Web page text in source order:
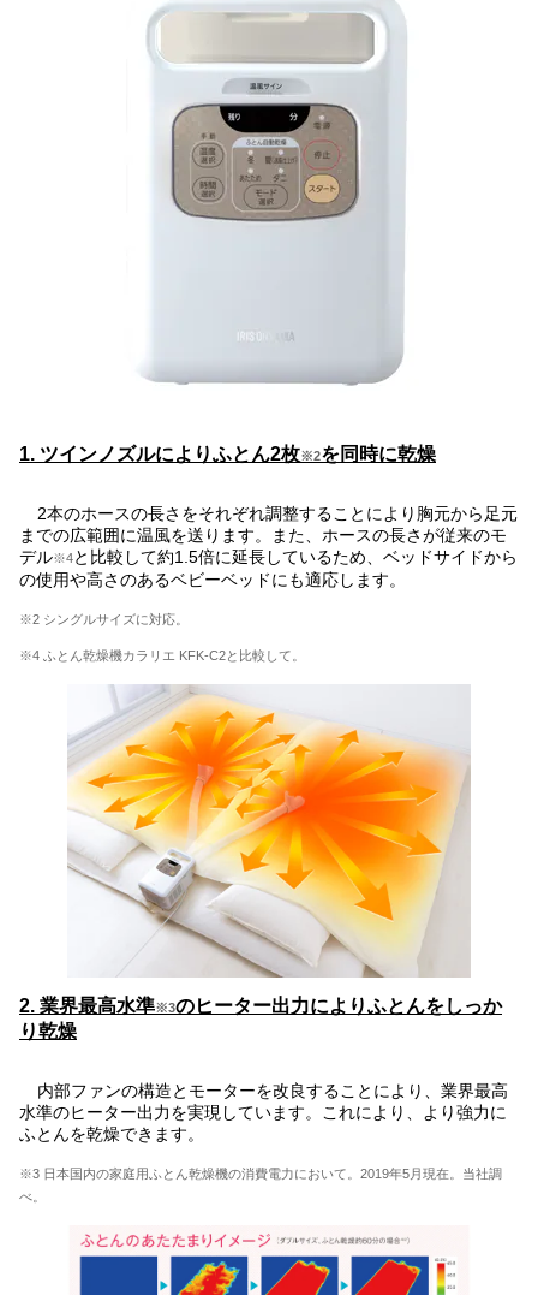
1. ツインノズルによりふとん2枚※2を同時に乾燥
2本のホースの長さをそれぞれ調整することにより胸元から足元
までの広範囲に温風を送ります。また、ホースの長さが従来のモ
デル※4と比較して約1.5倍に延長しているため、ベッドサイドから
の使用や高さのあるベビーベッドにも適応します。
※2 シングルサイズに対応。
※4 ふとん乾燥機カラリエ KFK-C2と比較して。
2. 業界最高水準※3のヒーター出力によりふとんをしっか
り乾燥
内部ファンの構造とモーターを改良することにより、業界最高
水準のヒーター出力を実現しています。これにより、より強力に
ふとんを乾燥できます。
※3 日本国内の家庭用ふとん乾燥機の消費電力において。2019年5月現在。当社調
べ。